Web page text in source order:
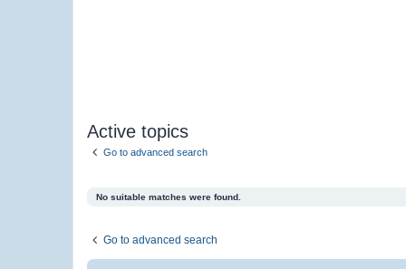
Active topics
Go to advanced search
No suitable matches were found.
Go to advanced search